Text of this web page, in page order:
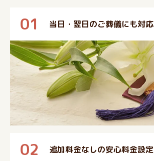
01 当日・翌日のご葬儀にも対応
02 追加料金なしの安心料金設定